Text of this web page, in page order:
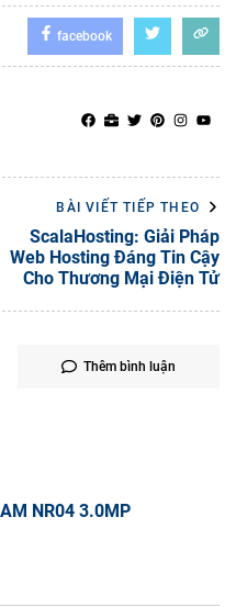
facebook
BÀI VIẾT TIẾP THEO
ScalaHosting: Giải Pháp
Web Hosting Đáng Tin Cậy
Cho Thương Mại Điện Tử
Thêm bình luận
NR04 3.0MP